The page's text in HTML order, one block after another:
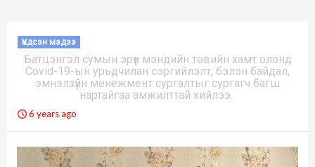
Үндсэн мэдээ
Батцэнгэл сумын эрүүл мэндийн төвийн хамт олонд
Соvid-19-ын урьдчилан сэргийлэлт, бэлэн байдал,
эмнэлзүйн менежмент сургалтыг сургагч багш
нартайгаа амжилттай хийлээ.
6 years ago